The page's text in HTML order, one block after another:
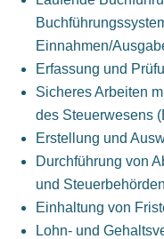
Einnahmen/
Erfassung und
Sicheres Arbeiten
des Steuerwesens
Erstellung und
Durchführung von
und
Einhaltung von
Lohn- und